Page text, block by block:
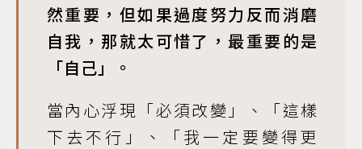
然重要，但如果過度努力反而消磨
自我，那就太可惜了，最重要的是
「自己」。
當內心浮現「必須改變」、「這樣
下去不行」、「我一定要變得更